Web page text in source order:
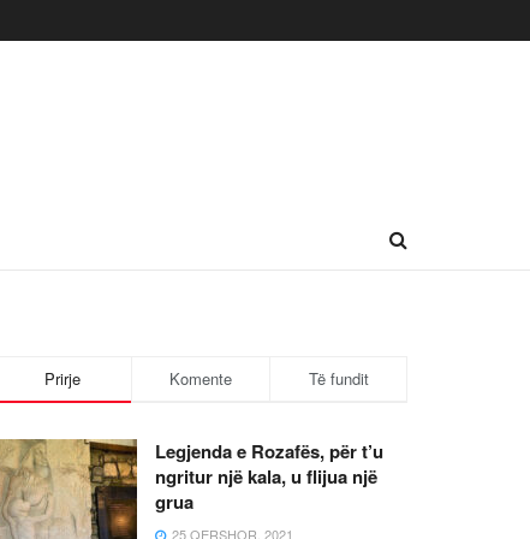
Prirje Komente Të fundit
Legjenda e Rozafës, për t’u
ngritur një kala, u flijua një
grua
25 QERSHOR, 2021